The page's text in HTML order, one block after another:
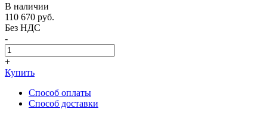
В наличии
110 670 руб.
Без НДС
-
+
Купить
Способ оплаты
Способ доставки